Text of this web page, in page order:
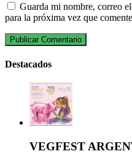
Guarda mi nombre, correo
para la próxima vez que
Destacados
VEGFEST